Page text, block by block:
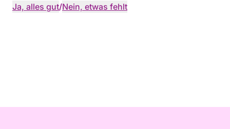
Ja, alles gut/Nein, etwas fehlt